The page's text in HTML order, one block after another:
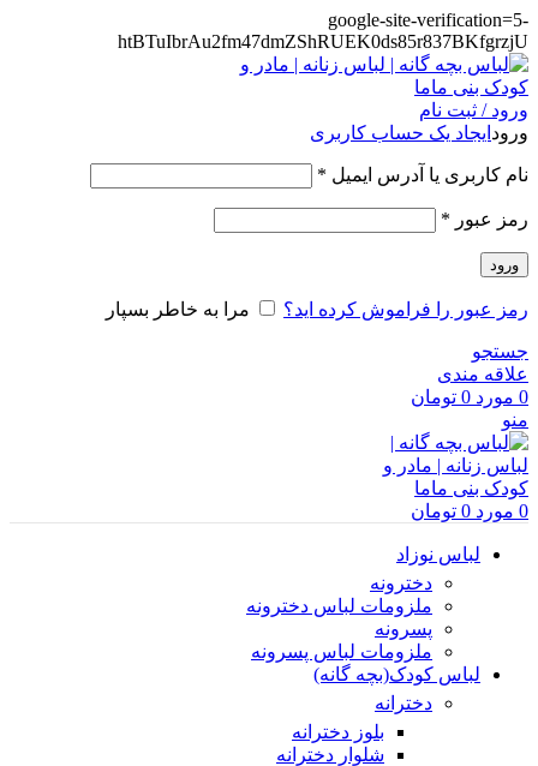
google-site-verification=5-
htBTuIbrAu2fm47dmZShRUEK0ds85r837BKfgrzjU
ورود / ثبت نام
ورود ایجاد یک حساب کاربری
نام کاربری یا آدرس ایمیل *
رمز عبور *
ورود
رمز عبور را فراموش کرده اید؟ مرا به خاطر بسپار
جستجو
علاقه مندی
0 مورد 0 تومان
منو
0 مورد 0 تومان
لباس نوزاد
دخترونه
ملزومات لباس دخترونه
پسرونه
ملزومات لباس پسرونه
لباس کودک(بچه گانه)
دخترانه
بلوز دخترانه
شلوار دخترانه